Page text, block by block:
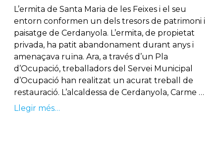
L’ermita de Santa Maria de les Feixes i el seu
entorn conformen un dels tresors de patrimoni i
paisatge de Cerdanyola. L’ermita, de propietat
privada, ha patit abandonament durant anys i
amenaçava ruïna. Ara, a través d’un Pla
d’Ocupació, treballadors del Servei Municipal
d’Ocupació han realitzat un acurat treball de
restauració. L’alcaldessa de Cerdanyola, Carme …
Llegir més…